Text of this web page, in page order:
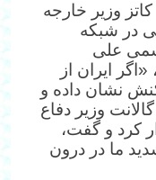
وزیر خارجه
در شبکه
علی
ایران از
نشان داده و
وزیر دفاع
کرد و گفت،
ما در درون